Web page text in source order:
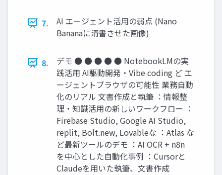
7.
AI エージェント活用の弱点 (Nano
Bananaに清書させた画像)
8.
デモ ● ● ● ● ● NotebookLMの実
践活用 AI駆動開発・Vibe coding ど エ
ージェントブラウザの可能性 業務自動
化のリアル 文書作成と執筆 ：情報整
理・知識活用の新しいワークフロー ：
Firebase Studio, Google AI Studio,
replit, Bolt.new, Lovableな ：Atlas な
ど最新ツールのデモ ：AI OCR + n8n
を中心とした自動化事例 ：Cursorと
Claudeを用いた執筆、文書作成